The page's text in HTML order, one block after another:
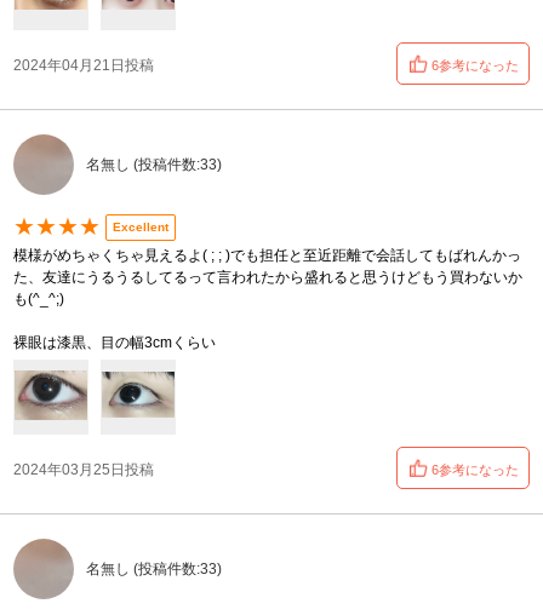
2024年04月21日投稿 6参考になった
名無し (投稿件数:33)
★★★★ Excellent
模様がめちゃくちゃ見えるよ( ; ; )でも担任と至近距離で会話してもばれんかっ
た、友達にうるうるしてるって言われたから盛れると思うけどもう買わないか
も(^_^;)
裸眼は漆黒、目の幅3cmくらい
2024年03月25日投稿 6参考になった
名無し (投稿件数:33)